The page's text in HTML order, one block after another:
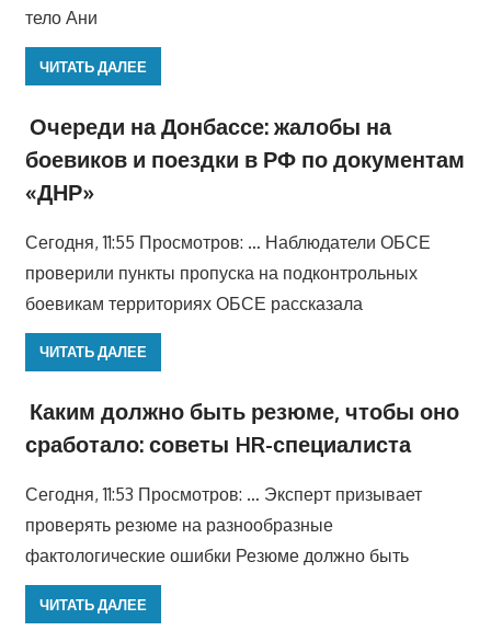
тело Ани
ЧИТАТЬ ДАЛЕЕ
Очереди на Донбассе: жалобы на
боевиков и поездки в РФ по документам
«ДНР»
Сегодня, 11:55 Просмотров: … Наблюдатели ОБСЕ
проверили пункты пропуска на подконтрольных
боевикам территориях ОБСЕ рассказала
ЧИТАТЬ ДАЛЕЕ
Каким должно быть резюме, чтобы оно
сработало: советы HR-специалиста
Сегодня, 11:53 Просмотров: … Эксперт призывает
проверять резюме на разнообразные
фактологические ошибки Резюме должно быть
ЧИТАТЬ ДАЛЕЕ